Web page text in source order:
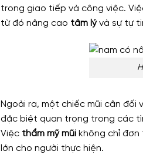
trong giao tiếp và công việc.
từ đó nâng cao tâm lývà sự tự
Ngoài ra, một chiếc mũi cân
đặc biệt quan trọng trong các
Việc thẩm mỹ mũi không chỉ
lớn cho người thực hiện.